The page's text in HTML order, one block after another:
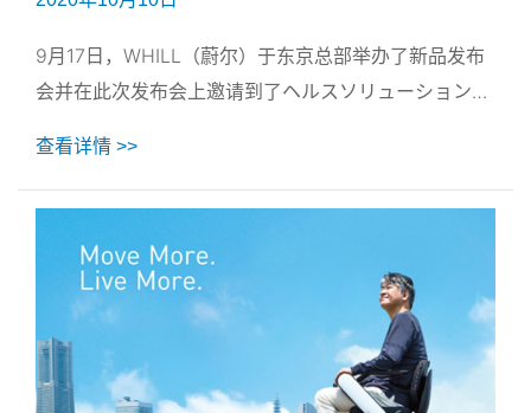
9月17日，WHILL（蔚尔）于东京总部举办了新品发布
会并在此次发布会上邀请到了ヘルスソリューション株
查看详情 >>